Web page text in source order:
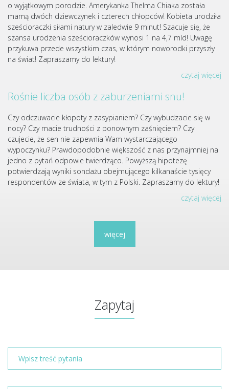
o wyjątkowym porodzie. Amerykanka Thelma Chiaka została
mamą dwóch dziewczynek i czterech chłopców! Kobieta urodziła
sześcioraczki siłami natury w zaledwie 9 minut! Szacuje się, że
szansa urodzenia sześcioraczków wynosi 1 na 4,7 mld! Uwagę
przykuwa przede wszystkim czas, w którym noworodki przyszły
na świat! Zapraszamy do lektury!
czytaj więcej
Rośnie liczba osób z zaburzeniami snu!
Czy odczuwacie kłopoty z zasypianiem? Czy wybudzacie się w
nocy? Czy macie trudności z ponownym zaśnięciem? Czy
czujecie, że sen nie zapewnia Wam wystarczającego
wypoczynku? Prawdopodobnie większość z nas przynajmniej na
jedno z pytań odpowie twierdząco. Powyższą hipotezę
potwierdzają wyniki sondażu obejmującego kilkanaście tysięcy
respondentów ze świata, w tym z Polski. Zapraszamy do lektury!
czytaj więcej
więcej
Zapytaj